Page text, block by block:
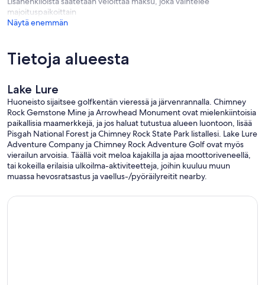
majoituspaikoittain
Näytä enemmän
Tietoja alueesta
Lake Lure
Huoneisto sijaitsee golfkentän vieressä ja järvenrannalla. Chimney
Rock Gemstone Mine ja Arrowhead Monument ovat mielenkiintoisia
paikallisia maamerkkejä, ja jos haluat tutustua alueen luontoon, lisää
Pisgah National Forest ja Chimney Rock State Park listallesi. Lake Lure
Adventure Company ja Chimney Rock Adventure Golf ovat myös
vierailun arvoisia. Täällä voit meloa kajakilla ja ajaa moottoriveneellä,
tai kokeilla erilaisia ulkoilma-aktiviteetteja, joihin kuuluu muun
muassa hevosratsastus ja vaellus-/pyöräilyreitit nearby.